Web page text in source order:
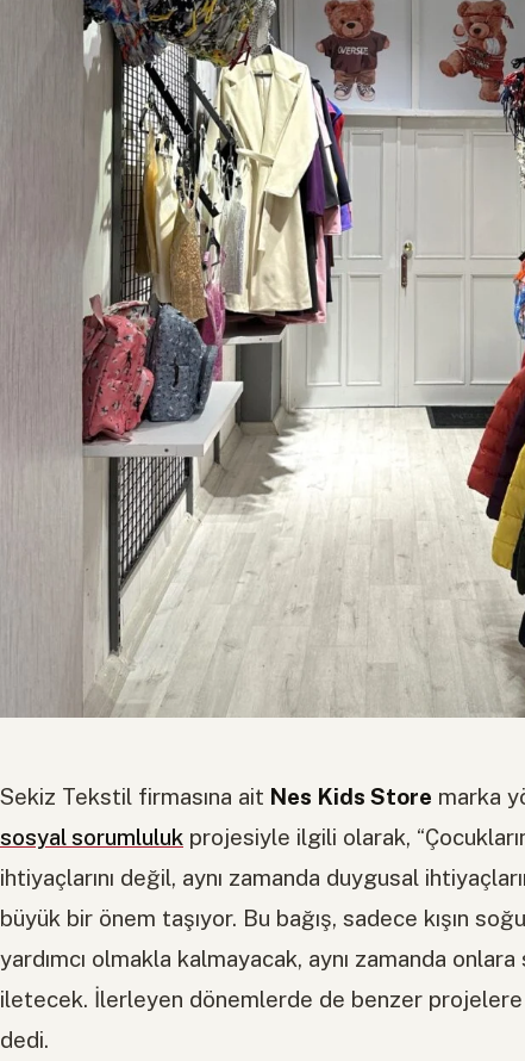
Sekiz Tekstil firmasına ait Nes Kids Store marka
sosyal sorumluluk projesiyle ilgili olarak,
ihtiyaçlarını değil, aynı zamanda duygusal
büyük bir önem taşıyor. Bu bağış, sadece kışın
yardımcı olmakla kalmayacak, aynı zamanda
iletecek. İlerleyen dönemlerde de benzer projelere
dedi.